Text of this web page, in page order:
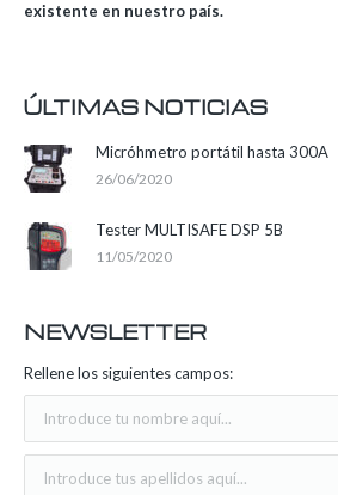
existente en nuestro país.
ÚLTIMAS NOTICIAS
Micróhmetro portátil hasta 300A
26/06/2020
Tester MULTISAFE DSP 5B
11/05/2020
NEWSLETTER
Rellene los siguientes campos: